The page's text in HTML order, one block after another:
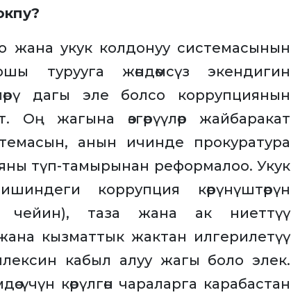
жана укук колдонуу системасынын
турууга жөндөмсүз экендигин
дагы эле болсо коррупциянын
Оң жагына өзгөрүүлөр жайбаракат
анын ичинде прокуратура
түп-тамырынан реформалоо. Укук
коррупция көрүнүштөрүн
чейин), таза жана ак ниеттүү
кызматтык жактан илгерилетүү
кабыл алуу жагы боло элек.
үчүн көрүлгөн чараларга карабастан